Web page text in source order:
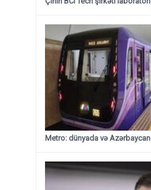
Metro: dünyada və